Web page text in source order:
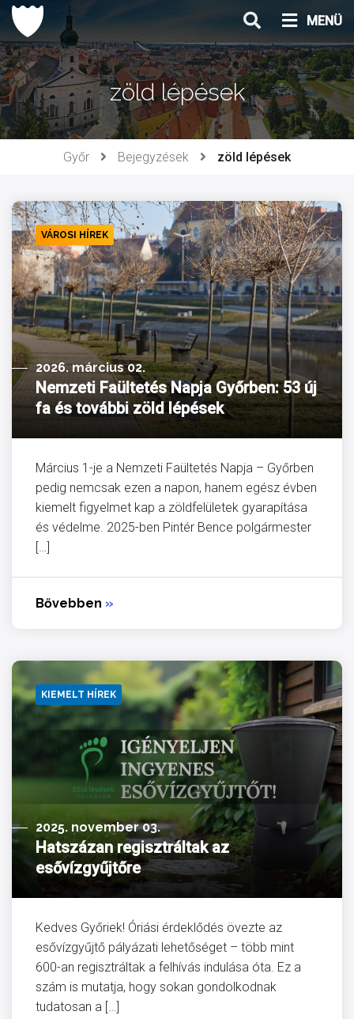
Ugrás
tartalomhoz
MENÜ
zöld lépések
Győr Bejegyzések zöld lépések
VÁROSI HÍREK
2026. március 02.
Nemzeti Faültetés Napja Győrben: 53 új
fa és további zöld lépések
Március 1-je a Nemzeti Faültetés Napja – Győrben
pedig nemcsak ezen a napon, hanem egész évben
kiemelt figyelmet kap a zöldfelületek gyarapítása
és védelme. 2025-ben Pintér Bence polgármester
[…]
Bővebben »
KIEMELT HÍREK
2025. november 03.
Hatszázan regisztráltak az
esővízgyűjtőre
Kedves Győriek! Óriási érdeklődés övezte az
esővízgyűjtő pályázati lehetőséget – több mint
600-an regisztráltak a felhívás indulása óta. Ez a
szám is mutatja, hogy sokan gondolkodnak
tudatosan a […]